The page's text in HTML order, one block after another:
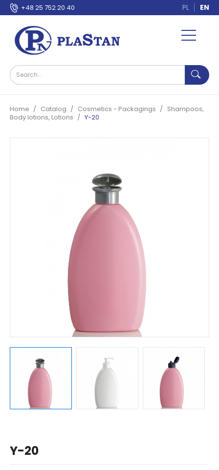
+48 25 752 20 40 PL EN
Home Catalog Cosmetics - Packagings
Shampoos,
Body lotions, Lotions
Y-20
Y-20